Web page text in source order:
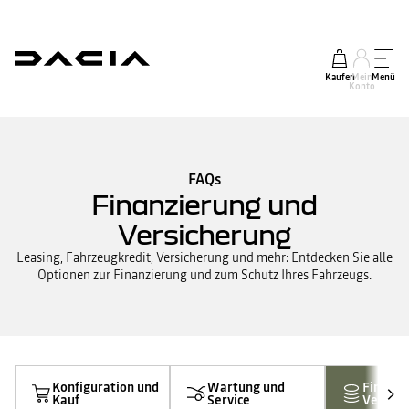
KaufenMein
Konto
Menü
FAQs
Finanzierung und
Versicherung
Leasing, Fahrzeugkredit, Versicherung und mehr: Entdecken Sie alle
Optionen zur Finanzierung und zum Schutz Ihres Fahrzeugs.
Konfiguration und
Kauf
Wartung und
Service